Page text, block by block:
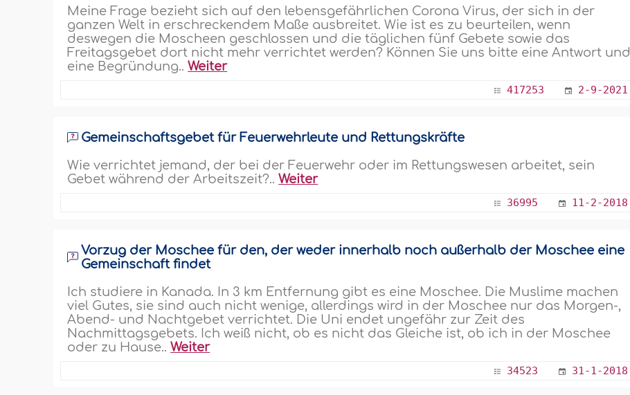
Meine Frage bezieht sich auf den lebensgefährlichen Corona Virus, der sich in der
ganzen Welt in erschreckendem Maße ausbreitet. Wie ist es zu beurteilen, wenn
deswegen die Moscheen geschlossen und die täglichen fünf Gebete sowie das
Freitagsgebet dort nicht mehr verrichtet werden? Können Sie uns bitte eine Antwort und
eine Begründung..Weiter
417253 2-9-2021
Gemeinschaftsgebet für Feuerwehrleute und Rettungskräfte
Wie verrichtet jemand, der bei der Feuerwehr oder im Rettungswesen arbeitet, sein
Gebet während der Arbeitszeit?..Weiter
36995 11-2-2018
Vorzug der Moschee für den, der weder innerhalb noch außerhalb der Moschee eine
Gemeinschaft findet
Ich studiere in Kanada. In 3 km Entfernung gibt es eine Moschee. Die Muslime machen
viel Gutes, sie sind auch nicht wenige, allerdings wird in der Moschee nur das Morgen-,
Abend- und Nachtgebet verrichtet. Die Uni endet ungefähr zur Zeit des
Nachmittagsgebets. Ich weiß nicht, ob es nicht das Gleiche ist, ob ich in der Moschee
oder zu Hause..Weiter
34523 31-1-2018